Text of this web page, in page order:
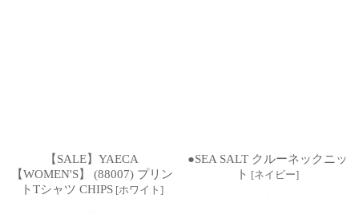
【SALE】YAECA
【WOMEN'S】 (88007) プリン
トTシャツ CHIPS [ホワイト ]
●SEA SALT クルーネックニッ
ト [ネイビー]